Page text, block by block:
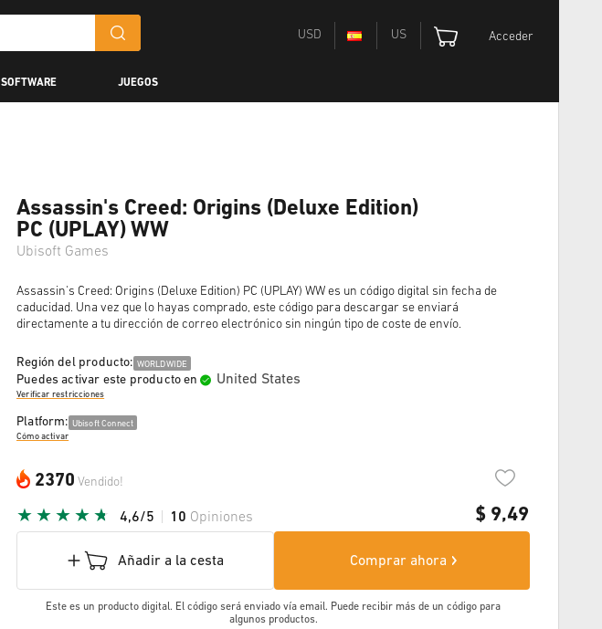
USD US Acceder
SOFTWARE JUEGOS
Assassin's Creed: Origins (Deluxe Edition)
PC (UPLAY) WW
Ubisoft Games
Assassin's Creed: Origins (Deluxe Edition) PC (UPLAY) WW es un código digital sin fecha de
caducidad. Una vez que lo hayas comprado, este código para descargar se enviará
directamente a tu dirección de correo electrónico sin ningún tipo de coste de envío.
Región del producto: WORLDWIDE
Puedes activar este producto en United States
Verificar restricciones
Platform: Ubisoft Connect
Cómo activar
2370 Vendido!
$ 9,49
4,6/5 10 Opiniones
Añadir a la cesta Comprar ahora
Este es un producto digital. El código será enviado vía email. Puede recibir más de un código para
algunos productos.